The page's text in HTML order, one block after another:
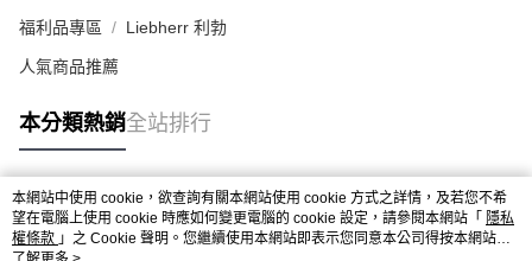
福利品專區 Liebherr 利勃
人氣商品推薦
本分類熱銷全站排行
熱門標籤
本網站中使用 cookie，欲查詢有關本網站使用 cookie 方式之詳情，及若您不希
望在電腦上使用 cookie 時應如何變更電腦的 cookie 設定，請參閱本網站「 隱私
權條款 」之 Cookie 聲明。您繼續使用本網站即表示您同意本公司得按本網站使